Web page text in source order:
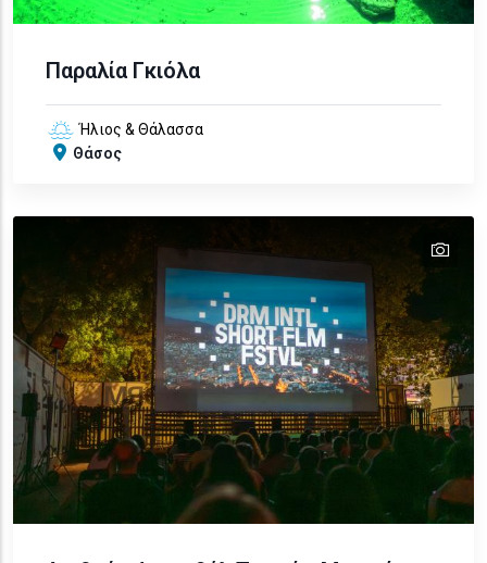
Παραλία Γκιόλα
Ήλιος & Θάλασσα
Θάσος